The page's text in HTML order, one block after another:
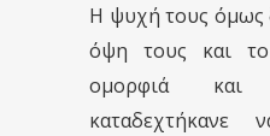
Η ψυχή τους όμως
όψη τους και
ομορφιά και
καταδεχτήκανε